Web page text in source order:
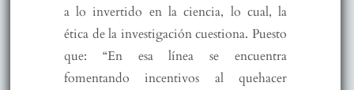
a lo invertido en la ciencia, lo cual, la
ética de la investigación cuestiona. Puesto
que: “En esa línea se encuentra
fomentando incentivos al quehacer